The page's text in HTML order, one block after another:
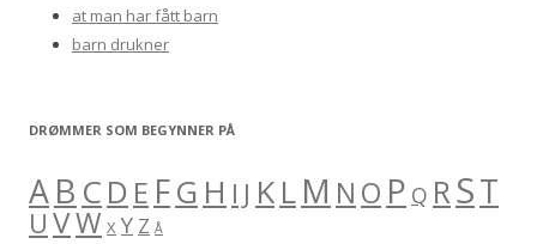
at man har fått barn
barn drukner
DRØMMER SOM BEGYNNER PÅ
AB C D E FG H I J KLM N O P Q RST
U VW X Y Z Å